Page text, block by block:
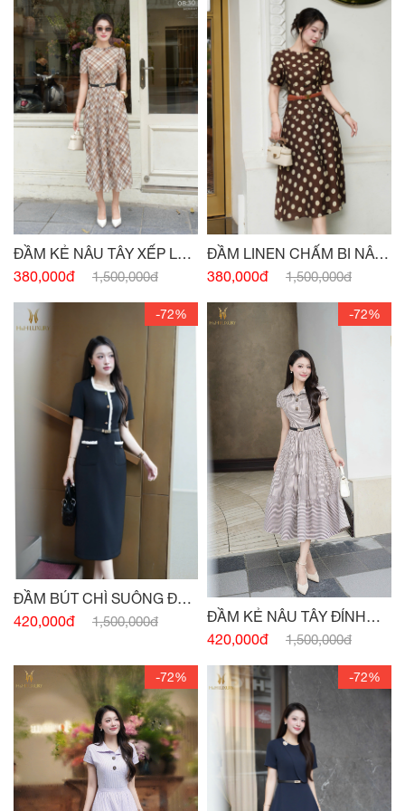
ĐẦM KẺ NÂU TÂY XẾP LY
THÂN
380,000đ 1,500,000đ
ĐẦM LINEN CHẤM BI NÂU
TÂY ĐÍNH CÚC
380,000đ 1,500,000đ
-72%
ĐẦM BÚT CHÌ SUÔNG ĐEN
HAI TÚI
420,000đ 1,500,000đ
-72%
ĐẦM KẺ NÂU TÂY ĐÍNH
CÚC
420,000đ 1,500,000đ
-72% -72%